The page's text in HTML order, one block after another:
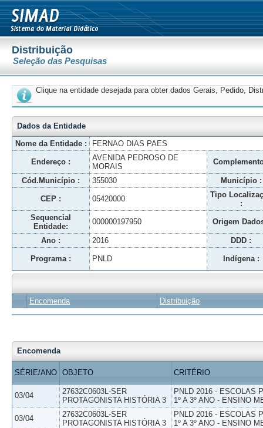
Distribuição
Seleção das Pesquisas
Clique na entidade desejada para obter dados Gerais, Pedido,
Dados da Entidade
Nome da Entidade :
FERNAO DIAS PAES
Endereço :
AVENIDA PEDROSO DE
MORAIS
Cód.Município : 355030 Município :
CEP : 05420000
Tipo
:
Sequencial
Entidade:
000000197950 Origem
Ano : 2016 DDD :
Programa : PNLD Indígena :
Encomenda Distribuição
Encomenda
SÉRIE/ANO OBJETO CRITÉRIO
03/04
27632C0603L-SER
PROTAGONISTA HISTÓRIA 3
PNLD 2016 - ESCOLAS
1º A 3º ANO - ENSINO
03/04
27632C0603L-SER
PROTAGONISTA HISTÓRIA 3
PNLD 2016 - ESCOLAS
1º A 3º ANO - ENSINO